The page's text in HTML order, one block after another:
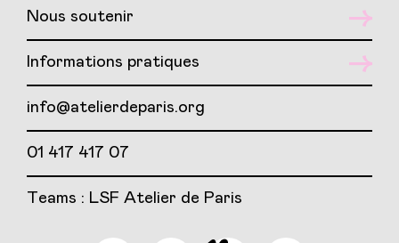
Nous soutenir
Informations pratiques
info@atelierdeparis.org
01 417 417 07
Teams : LSF Atelier de Paris